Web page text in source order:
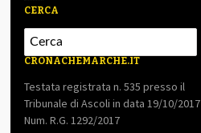
CERCA
CRONACHEMARCHE.IT
Testata registrata n. 535 presso il
Tribunale di Ascoli in data 19/10/2017
Num. R.G. 1292/2017